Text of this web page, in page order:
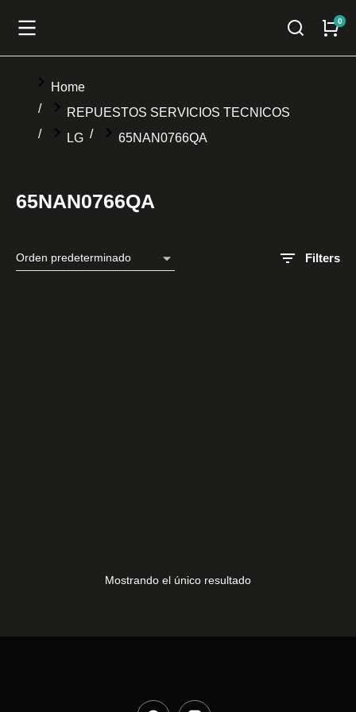
You are here:
Home
REPUESTOS SERVICIOS TECNICOS
LG
65NAN0766QA
65NAN0766QA
Filters
Mostrando el único resultado